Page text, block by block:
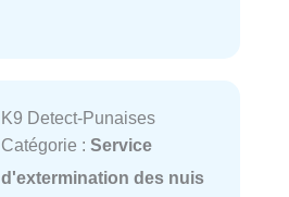
K9 Detect-Punaises
Catégorie : Service
d'extermination des nuis